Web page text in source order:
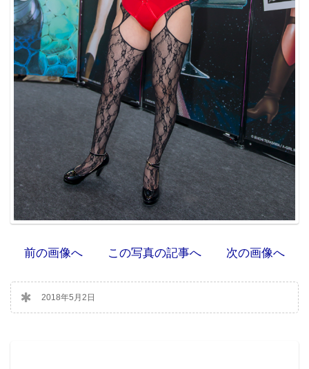
前の画像へ この写真の記事へ 次の画像へ
2018年5月2日